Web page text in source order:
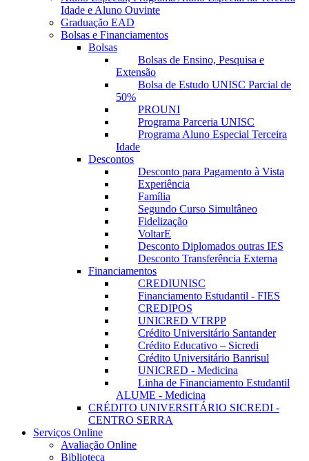
Idade e Aluno Ouvinte
Graduação EAD
Bolsas e Financiamentos
Bolsas
Bolsas de Ensino, Pesquisa e
Extensão
Bolsa de Estudo UNISC Parcial de
50%
PROUNI
Programa Parceria UNISC
Programa Aluno Especial Terceira
Idade
Descontos
Desconto para Pagamento à Vista
Experiência
Família
Segundo Curso Simultâneo
Fidelização
VoltarE
Desconto Diplomados outras IES
Desconto Transferência Externa
Financiamentos
CREDIUNISC
Financiamento Estudantil - FIES
CREDIPOS
UNICRED VTRPP
Crédito Universitário Santander
Crédito Educativo – Sicredi
Crédito Universitário Banrisul
UNICRED - Medicina
Linha de Financiamento Estudantil
ALUME - Medicina
CRÉDITO UNIVERSITÁRIO SICREDI -
CENTRO SERRA
Serviços Online
Avaliação Online
Biblioteca